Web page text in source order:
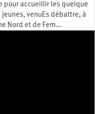
pour accueillir les quelque
venuEs débattre, à
Nord et de Fem…